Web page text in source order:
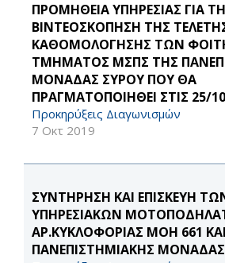
ΠΡΟΜΗΘΕΙΑ ΥΠΗΡΕΣΙΑΣ ΓΙΑ
ΒΙΝΤΕΟΣΚΟΠΗΣΗ ΤΗΣ
ΚΑΘΟΜΟΛΟΓΗΣΗΣ ΤΩΝ
ΤΜΗΜΑΤΟΣ ΜΣΠΣ ΤΗΣ
ΜΟΝΑΔΑΣ ΣΥΡΟΥ ΠΟΥ ΘΑ
ΠΡΑΓΜΑΤΟΠΟΙΗΘΕΙ ΣΤΙΣ 25/
Προκηρύξεις Διαγωνισμών
7 Οκτ 2019
ΣΥΝΤΗΡΗΣΗ ΚΑΙ ΕΠΙΣΚΕΥΗ
ΥΠΗΡΕΣΙΑΚΩΝ
ΑΡ.ΚΥΚΛΟΦΟΡΙΑΣ ΜΟΗ 661
ΠΑΝΕΠΙΣΤΗΜΙΑΚΗΣ